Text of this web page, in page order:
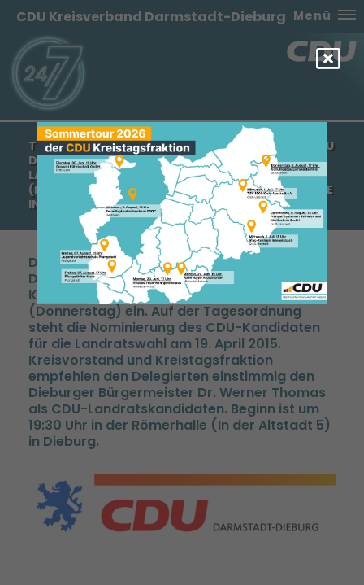
CDU Kreisverband Darmstadt-Dieburg Menü
TERMINANKÜNDIGUNG: KREISPARTEITAG DER CDU
DARMSTADT-DIEBURG ZUR NOMINIERUNG EINES
LANDRATSKANDIDATEN AM 2. OKTOBER 2014
(DONNERSTAG) UM 19:30 UHR IN DER RÖMERHALLE
IN DIEBURG
Die CDU Darmstadt-Dieburg lädt ihre
Delegierten und Mitglieder herzlich zu ihrem
Kreisparteitag am 2. Oktober 2014
(Donnerstag) ein. Auf der Tagesordnung
steht die Nominierung des CDU-Kandidaten
für die Landratswahl am 19. April 2015.
Kreisvorstand und Kreistagsfraktion
empfehlen den Delegierten einstimmig den
Dieburger Bürgermeister Dr. Werner Thomas
als CDU-Landratskandidaten. Beginn ist um
19:30 Uhr in der Römerhalle (In der Altstadt 5)
in Dieburg.